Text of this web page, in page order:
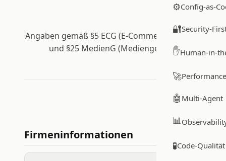
⚙️Config-as-
🔐Security-
✋Human-in-
🚀Performance
🤖 Multi-Agent
📊
🧪Code-Qualität
Angaben gemäß §5 ECG (E-Commerce-Gesetz)
und §25 MedienG (Mediengesetz)
Firmeninformationen